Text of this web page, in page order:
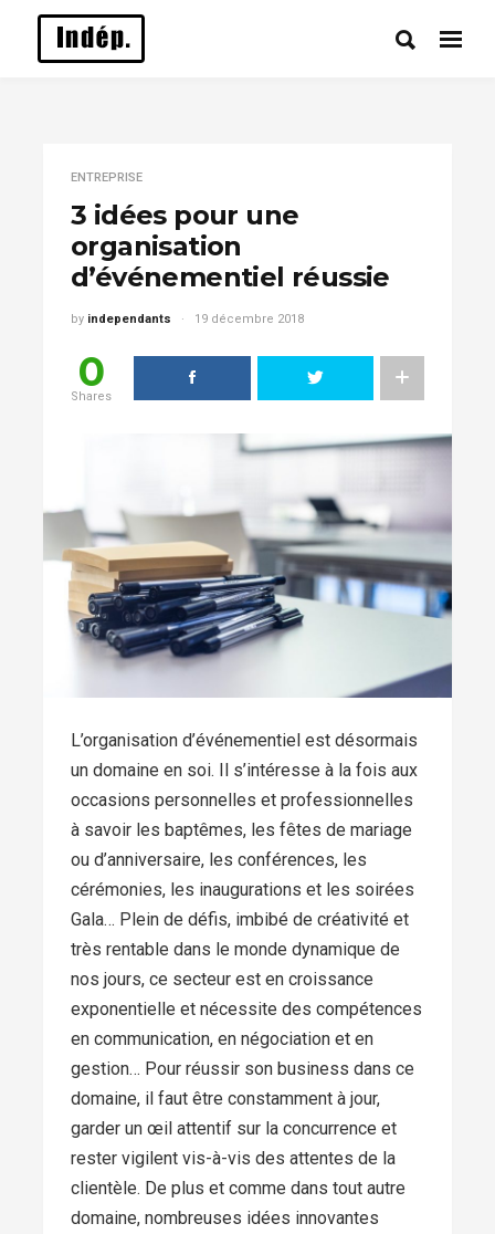
ENTREPRISE
3 idées pour une
organisation
d’événementiel réussie
by independants 19 décembre 2018
0
Shares
L’organisation d’événementiel est désormais
un domaine en soi. Il s’intéresse à la fois aux
occasions personnelles et professionnelles
à savoir les baptêmes, les fêtes de mariage
ou d’anniversaire, les conférences, les
cérémonies, les inaugurations et les soirées
Gala… Plein de défis, imbibé de créativité et
très rentable dans le monde dynamique de
nos jours, ce secteur est en croissance
exponentielle et nécessite des compétences
en communication, en négociation et en
gestion… Pour réussir son business dans ce
domaine, il faut être constamment à jour,
garder un œil attentif sur la concurrence et
rester vigilent vis-à-vis des attentes de la
clientèle. De plus et comme dans tout autre
domaine, nombreuses idées innovantes